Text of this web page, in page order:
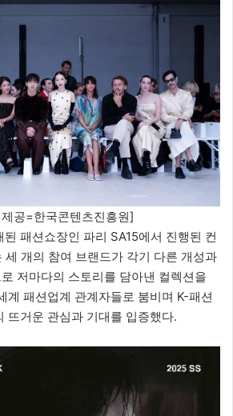
공=한국콘텐츠진흥원]
패션쇼장인 파리 SA15에서 진행된 컨
개의 참여 브랜드가 각기 다른 개성과
저마다의 스토리를 담아낸 컬렉션을
계 패션업계 관계자들로 붐비며 K-패션
뜨거운 관심과 기대를 입증했다.